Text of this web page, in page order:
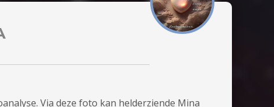
Via deze foto kan helderziende Mina